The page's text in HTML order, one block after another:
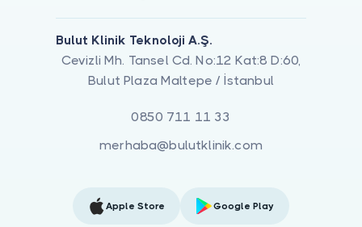
Bulut Klinik Teknoloji A.Ş.
Cevizli Mh. Tansel Cd. No:12 Kat:8 D:60,
Bulut Plaza Maltepe / İstanbul
0850 711 11 33
merhaba@bulutklinik.com
Apple Store Google Play